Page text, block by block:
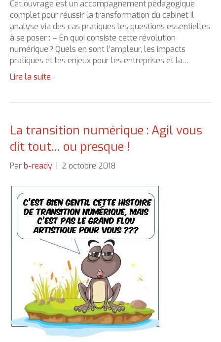
Cet ouvrage est un accompagnement pédagogique
complet pour réussir la transformation du cabinet Il
analyse via des cas pratiques les questions essentielles
à se poser : – En quoi consiste cette révolution
numérique ? Quels en sont l’ampleur, les impacts
pratiques et les enjeux pour les entreprises et la…
Lire la suite
La transition numérique : Agil vous
dit tout… ou presque !
Par b-ready 2 octobre 2018